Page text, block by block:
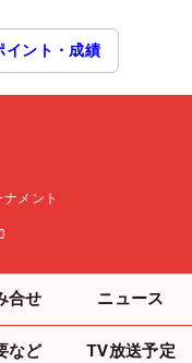
イント・成績
メント
合せ ニュース
など TV放送予定